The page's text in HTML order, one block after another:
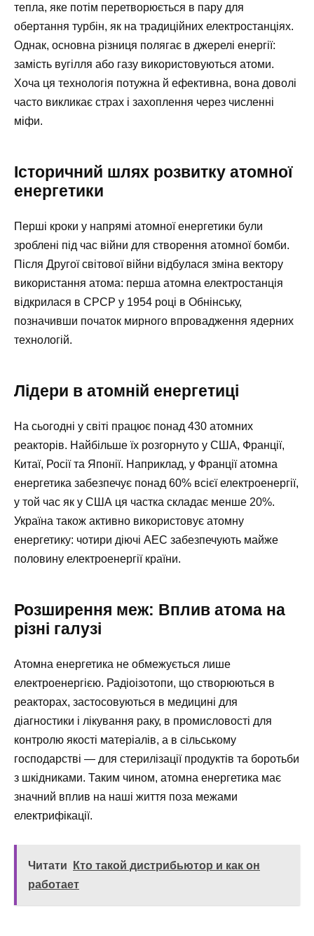
тепла, яке потім перетворюється в пару для
обертання турбін, як на традиційних електростанціях.
Однак, основна різниця полягає в джерелі енергії:
замість вугілля або газу використовуються атоми.
Хоча ця технологія потужна й ефективна, вона доволі
часто викликає страх і захоплення через численні
міфи.
Історичний шлях розвитку атомної
енергетики
Перші кроки у напрямі атомної енергетики були
зроблені під час війни для створення атомної бомби.
Після Другої світової війни відбулася зміна вектору
використання атома: перша атомна електростанція
відкрилася в СРСР у 1954 році в Обнінську,
позначивши початок мирного впровадження ядерних
технологій.
Лідери в атомній енергетиці
На сьогодні у світі працює понад 430 атомних
реакторів. Найбільше їх розгорнуто у США, Франції,
Китаї, Росії та Японії. Наприклад, у Франції атомна
енергетика забезпечує понад 60% всієї електроенергії,
у той час як у США ця частка складає менше 20%.
Україна також активно використовує атомну
енергетику: чотири діючі АЕС забезпечують майже
половину електроенергії країни.
Розширення меж: Вплив атома на
різні галузі
Атомна енергетика не обмежується лише
електроенергією. Радіоізотопи, що створюються в
реакторах, застосовуються в медицині для
діагностики і лікування раку, в промисловості для
контролю якості матеріалів, а в сільському
господарстві — для стерилізації продуктів та боротьби
з шкідниками. Таким чином, атомна енергетика має
значний вплив на наші життя поза межами
електрифікації.
Читати
Кто такой дистрибьютор и как он
работает